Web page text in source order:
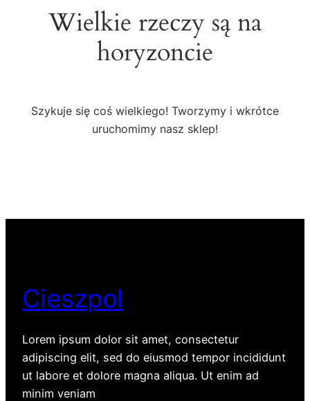
Wielkie rzeczy są na
horyzoncie
Szykuje się coś wielkiego! Tworzymy i wkrótce
uruchomimy nasz sklep!
Cieszpol
Lorem ipsum dolor sit amet, consectetur
adipiscing elit, sed do eiusmod tempor incididunt
ut labore et dolore magna aliqua. Ut enim ad
minim veniam